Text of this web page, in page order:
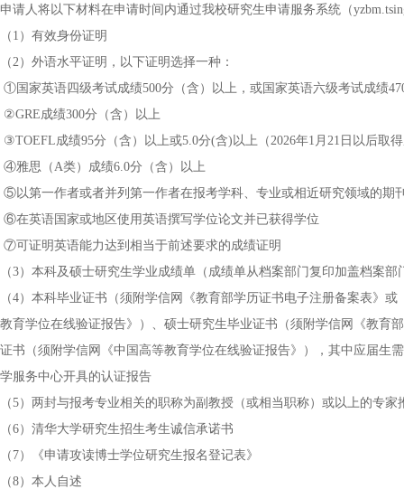
申请人将以下材料在申请时间内通过我校研究生申请服务系统（
（1）有效身份证明
（2）外语水平证明，以下证明选择一种：
①国家英语四级考试成绩500分（含）以上，或国家英语六级考试成绩
②GRE成绩300分（含）以上
③TOEFL成绩95分（含）以上或5.0分(含)以上（2026年1月21日以后取
④雅思（A类）成绩6.0分（含）以上
⑤以第一作者或者并列第一作者在报考学科、专业或相近研究领域的期
⑥在英语国家或地区使用英语撰写学位论文并已获得学位
⑦可证明英语能力达到相当于前述要求的成绩证明
（3）本科及硕士研究生学业成绩单（成绩单从档案部门复印加盖档案部
（4）本科毕业证书（须附学信网《教育部学历证书电子注册备案表》
教育学位在线验证报告》）、硕士研究生毕业证书（须附学信网《教育
证书（须附学信网《中国高等教育学位在线验证报告》），其中应届生
学服务中心开具的认证报告
（5）两封与报考专业相关的职称为副教授（或相当职称）或以上的专家
（6）清华大学研究生招生考生诚信承诺书
（7）《申请攻读博士学位研究生报名登记表》
（8）本人自述